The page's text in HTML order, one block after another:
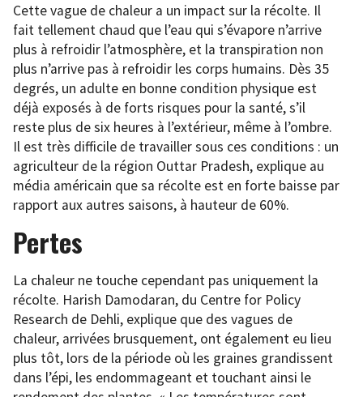
Cette vague de chaleur a un impact sur la récolte. Il
fait tellement chaud que l’eau qui s’évapore n’arrive
plus à refroidir l’atmosphère, et la transpiration non
plus n’arrive pas à refroidir les corps humains. Dès 35
degrés, un adulte en bonne condition physique est
déjà exposés à de forts risques pour la santé, s’il
reste plus de six heures à l’extérieur, même à l’ombre.
Il est très difficile de travailler sous ces conditions : un
agriculteur de la région Outtar Pradesh, explique au
média américain que sa récolte est en forte baisse par
rapport aux autres saisons, à hauteur de 60%.
Pertes
La chaleur ne touche cependant pas uniquement la
récolte. Harish Damodaran, du Centre for Policy
Research de Dehli, explique que des vagues de
chaleur, arrivées brusquement, ont également eu lieu
plus tôt, lors de la période où les graines grandissent
dans l’épi, les endommageant et touchant ainsi le